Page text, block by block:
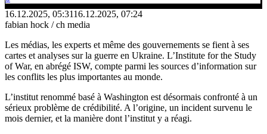
16.12.2025, 05:3116.12.2025, 07:24
fabian hock / ch media
Les médias, les experts et même des gouvernements se fient à ses
cartes et analyses sur la guerre en Ukraine. L’Institute for the Study
of War, en abrégé ISW, compte parmi les sources d’information sur
les conflits les plus importantes au monde.
L’institut renommé basé à Washington est désormais confronté à un
sérieux problème de crédibilité. A l’origine, un incident survenu le
mois dernier, et la manière dont l’institut y a réagi.